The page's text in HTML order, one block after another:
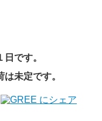
です。
未定です。